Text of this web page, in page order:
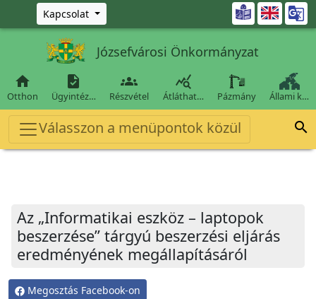
Ugrás a fő tartalomra
Kapcsolat 
Józsefvárosi Önkormányzat

Otthon

Ügyintéz…

Részvétel

Átláthat… Pázmány Állami k…
Válasszon a menüpontok közül 
Az „Informatikai eszköz – laptopok
beszerzése” tárgyú beszerzési eljárás
eredményének megállapításáról
Megosztás Facebook-on